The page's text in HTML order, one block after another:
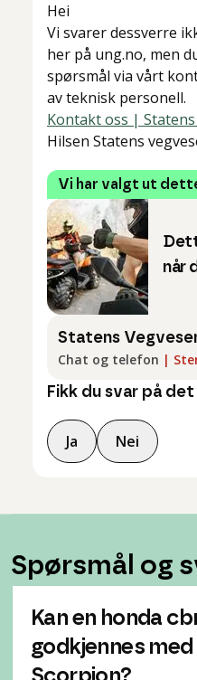
Hei
Vi svarer dessverre
her på ung.no, men
spørsmål via vårt
av teknisk personell.
Kontakt oss |
Hilsen Statens
Vi har valgt ut
når
Statens
Chat og telefon |
Fikk du svar på
Ja Nei
Spørsmål og
Kan en honda
godkjennes